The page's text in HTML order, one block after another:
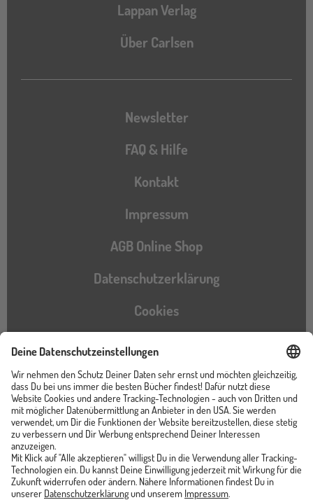
Lappan Verlag
Über Carlsen
Newsletter
FAQ & Hilfe
Kontakt
Impressum
AGB Online Shop
Datenschutzerklärung
Cookies
Barrierefreiheitserklärung
Instagram
TikTokPinterestYouTubeFacebook